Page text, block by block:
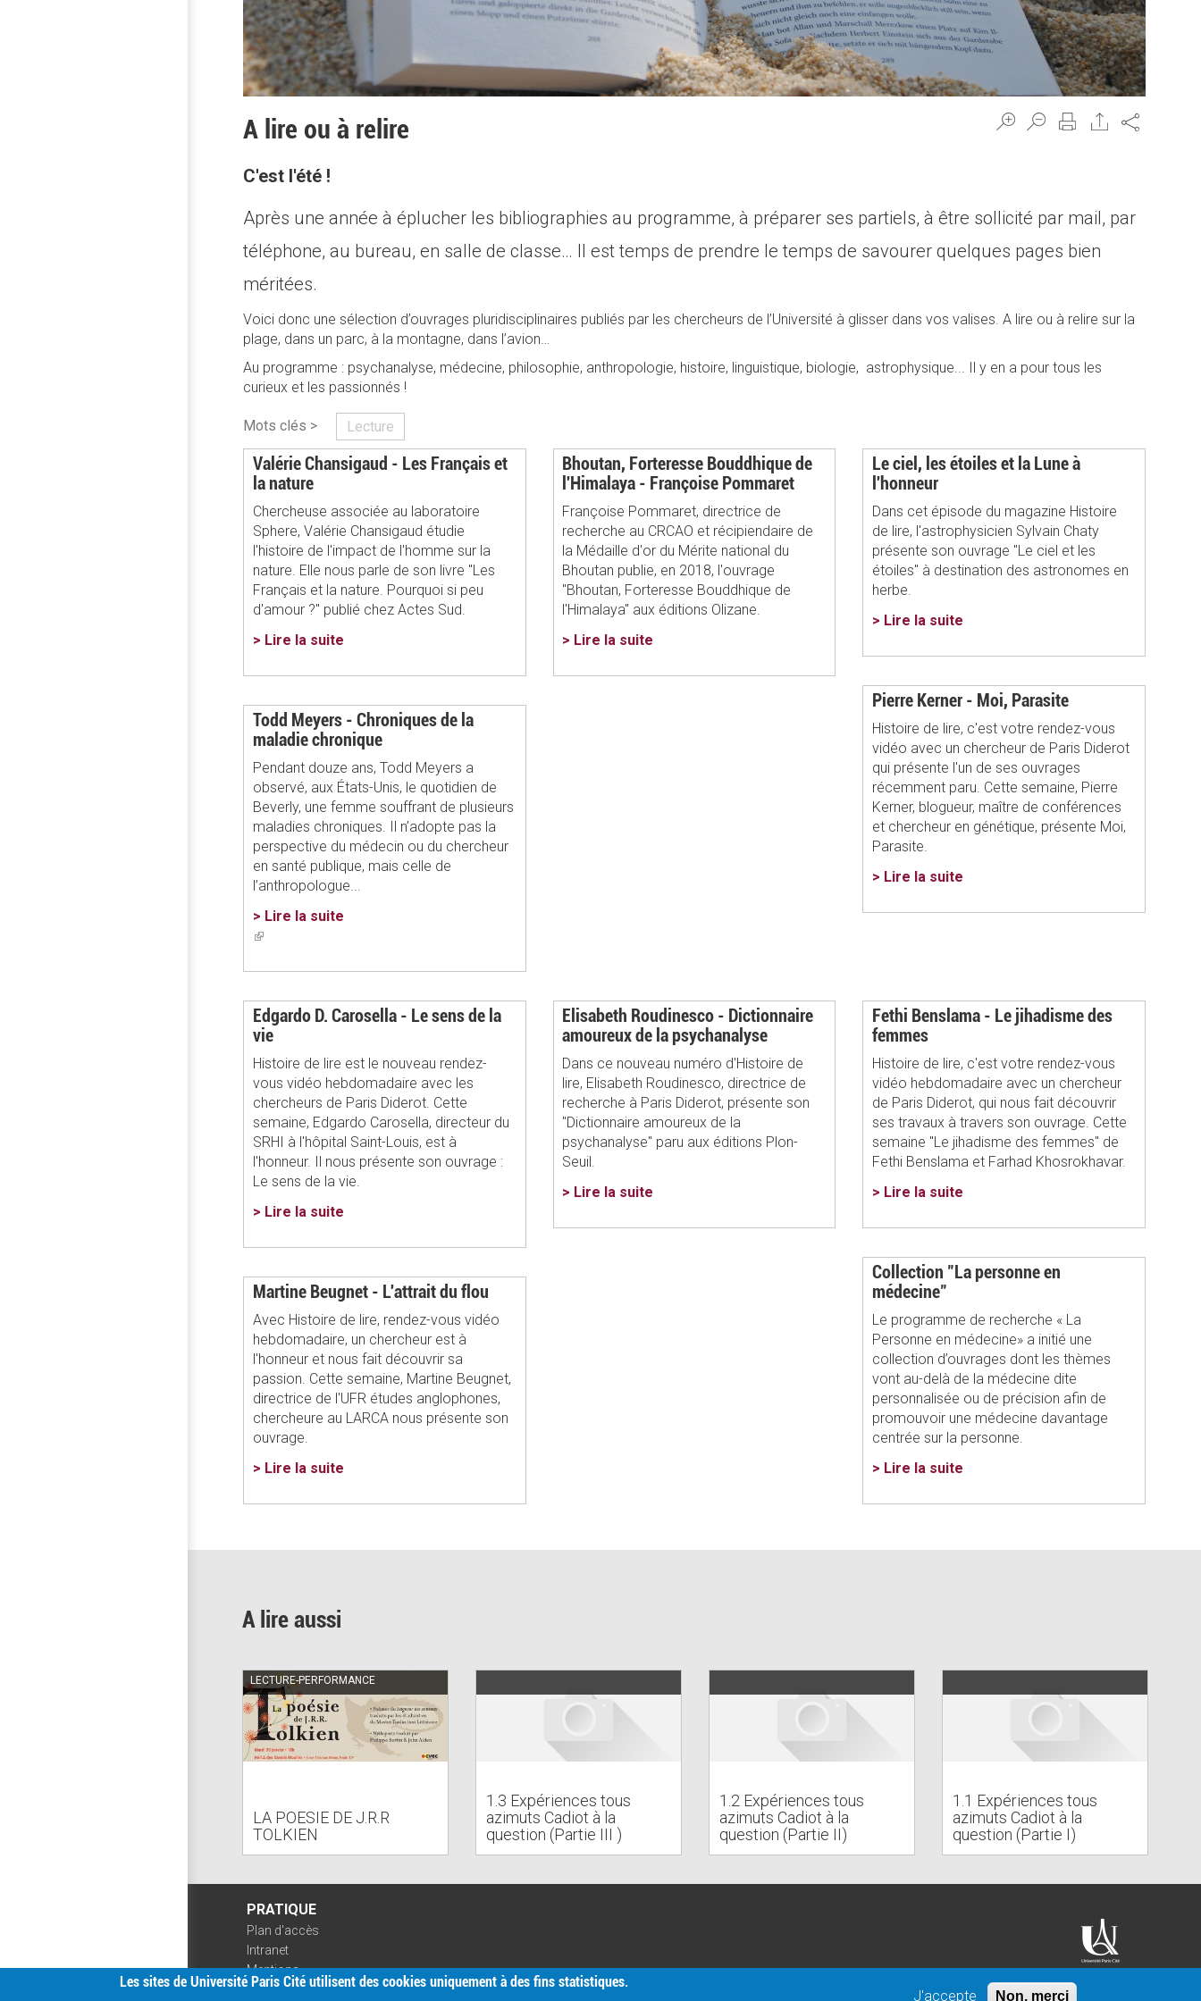
Share
A lire ou à relire
C'est l'été !
Après une année à éplucher les bibliographies au programme, à préparer ses partiels, à être sollicité par mail, par
téléphone, au bureau, en salle de classe… Il est temps de prendre le temps de savourer quelques pages bien
méritées.
Voici donc une sélection d’ouvrages pluridisciplinaires publiés par les chercheurs de l’Université à glisser dans vos valises. A lire ou à relire sur la
plage, dans un parc, à la montagne, dans l’avion…
Au programme : psychanalyse, médecine, philosophie, anthropologie, histoire, linguistique, biologie, astrophysique... Il y en a pour tous les
curieux et les passionnés !
Mots clés > Lecture
Valérie Chansigaud - Les Français et
la nature
Chercheuse associée au laboratoire
Sphere, Valérie Chansigaud étudie
l'histoire de l'impact de l'homme sur la
nature. Elle nous parle de son livre "Les
Français et la nature. Pourquoi si peu
d'amour ?" publié chez Actes Sud.
> Lire la suite
Todd Meyers - Chroniques de la
maladie chronique
Pendant douze ans, Todd Meyers a
observé, aux États-Unis, le quotidien de
Beverly, une femme souffrant de plusieurs
maladies chroniques. Il n’adopte pas la
perspective du médecin ou du chercheur
en santé publique, mais celle de
l’anthropologue...
> Lire la suite
(link
external)
Bhoutan, Forteresse Bouddhique de
l'Himalaya - Françoise Pommaret
Françoise Pommaret, directrice de
recherche au CRCAO et récipiendaire de
la Médaille d'or du Mérite national du
Bhoutan publie, en 2018, l'ouvrage
"Bhoutan, Forteresse Bouddhique de
l'Himalaya" aux éditions Olizane.
> Lire la suite
Le ciel, les étoiles et la Lune à
l'honneur
Dans cet épisode du magazine Histoire
de lire, l'astrophysicien Sylvain Chaty
présente son ouvrage "Le ciel et les
étoiles" à destination des astronomes en
herbe.
> Lire la suite
Pierre Kerner - Moi, Parasite
Histoire de lire, c'est votre rendez-vous
vidéo avec un chercheur de Paris Diderot
qui présente l'un de ses ouvrages
récemment paru. Cette semaine, Pierre
Kerner, blogueur, maître de conférences
et chercheur en génétique, présente Moi,
Parasite.
> Lire la suite
Edgardo D. Carosella - Le sens de la
vie
Histoire de lire est le nouveau rendez-
vous vidéo hebdomadaire avec les
chercheurs de Paris Diderot. Cette
semaine, Edgardo Carosella, directeur du
SRHI à l'hôpital Saint-Louis, est à
l'honneur. Il nous présente son ouvrage :
Le sens de la vie.
> Lire la suite
Martine Beugnet - L'attrait du flou
Avec Histoire de lire, rendez-vous vidéo
hebdomadaire, un chercheur est à
l'honneur et nous fait découvrir sa
passion. Cette semaine, Martine Beugnet,
directrice de l'UFR études anglophones,
chercheure au LARCA nous présente son
ouvrage.
> Lire la suite
Elisabeth Roudinesco - Dictionnaire
amoureux de la psychanalyse
Dans ce nouveau numéro d'Histoire de
lire, Elisabeth Roudinesco, directrice de
recherche à Paris Diderot, présente son
"Dictionnaire amoureux de la
psychanalyse" paru aux éditions Plon-
Seuil.
> Lire la suite
Fethi Benslama - Le jihadisme des
femmes
Histoire de lire, c'est votre rendez-vous
vidéo hebdomadaire avec un chercheur
de Paris Diderot, qui nous fait découvrir
ses travaux à travers son ouvrage. Cette
semaine "Le jihadisme des femmes" de
Fethi Benslama et Farhad Khosrokhavar.
> Lire la suite
Collection "La personne en
médecine"
​Le programme de recherche « La
Personne en médecine» a initié une
collection d’ouvrages dont les thèmes
vont au-delà de la médecine dite
personnalisée ou de précision afin de
promouvoir une médecine davantage
centrée sur la personne.
> Lire la suite
A lire aussi
LECTURE-PERFORMANCE
LA POESIE DE J.R.R
TOLKIEN
1.3 Expériences tous
azimuts Cadiot à la
question (Partie III )
1.2 Expériences tous
azimuts Cadiot à la
question (Partie II)
1.1 Expériences tous
azimuts Cadiot à la
question (Partie I)
PRATIQUE
Plan d'accès
Intranet
Mentions
légales
Les sites de Université Paris Cité utilisent des cookies uniquement à des fins statistiques.
J'accepte
Non, merci